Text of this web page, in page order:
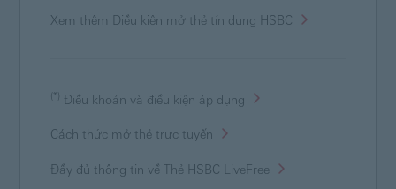
Xem thêm Điều kiện mở thẻ tín dụng HSBC
(*) Điều khoản và điều kiện áp dụng
Cách thức mở thẻ trực tuyến
Đầy đủ thông tin về Thẻ HSBC LiveFree